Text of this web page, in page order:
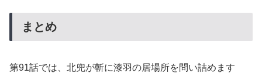
まとめ
第91話では、北兜が斬に漆羽の居場所を問い詰めます